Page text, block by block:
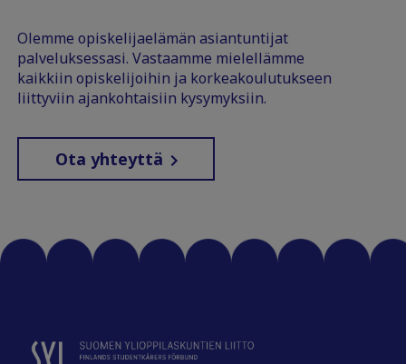
Olemme opiskelijaelämän asiantuntijat
palveluksessasi. Vastaamme mielellämme
kaikkiin opiskelijoihin ja korkeakoulutukseen
liittyviin ajankohtaisiin kysymyksiin.
Ota yhteyttä